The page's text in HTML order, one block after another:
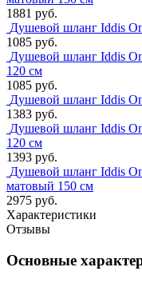
1881 руб.
Душевой шланг Iddis
1085 руб.
Душевой шланг Iddis
120 см
1085 руб.
Душевой шланг Iddis
1383 руб.
Душевой шланг Iddis
120 см
1393 руб.
Душевой шланг Iddis
матовый 150 см
2975 руб.
Характеристики
Отзывы
Основные